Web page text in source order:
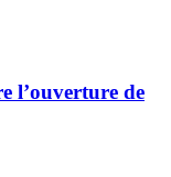
l’ouverture de